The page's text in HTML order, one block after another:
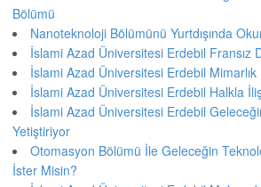
Bölümü
Nanoteknoloji Bölümünü Yurtdışında
İslami Azad Üniversitesi Erdebil Fransız
İslami Azad Üniversitesi Erdebil Mimarlık
İslami Azad Üniversitesi Erdebil Halkla
İslami Azad Üniversitesi Erdebil
Yetiştiriyor
Otomasyon Bölümü İle Geleceğin
İster Misin?